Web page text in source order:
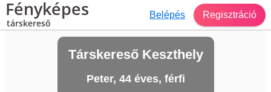
Fényképes
társkereső
Belépés Regisztráció
Társkereső Keszthely
Peter, 44 éves, férfi